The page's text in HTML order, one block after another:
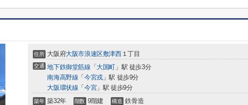
住所 大阪府大阪市浪速区敷津西１丁目
交通 地下鉄御堂筋線 「 大国町 」駅 徒歩3分
南海高野線 「 今宮戎」駅 徒歩9分
大阪環状線 「 今宮」駅 徒歩9分
築年 築32年 階数 9階建 構造 鉄骨造